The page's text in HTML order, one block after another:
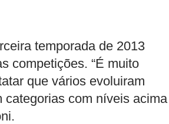
temporada de 2013
competições. “É muito
que vários evoluiram
categorias com níveis acima